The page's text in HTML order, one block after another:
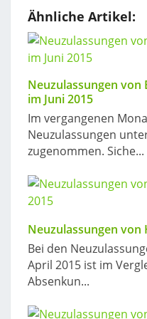
Ähnliche Artikel:
Neuzulassungen
im Juni 2015
Im vergangenen
Neuzulassungen
zugenommen. Siche...
Neuzulassungen
Bei den
April 2015 ist im
Absenkun...